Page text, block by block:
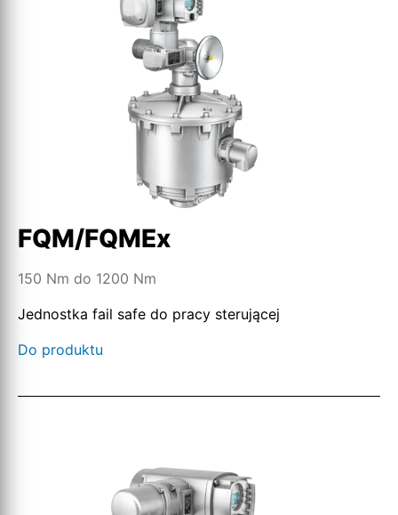
FQM/FQMEx
150 Nm do 1200 Nm
Jednostka fail safe do pracy sterującej
Do produktu